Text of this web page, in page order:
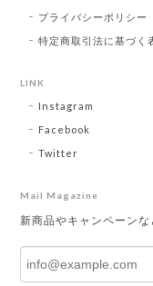
プライバシーポリシー
特定商取引法に基づく
LINK
Instagram
Facebook
Twitter
Mail Magazine
新商品やキャンペーンな